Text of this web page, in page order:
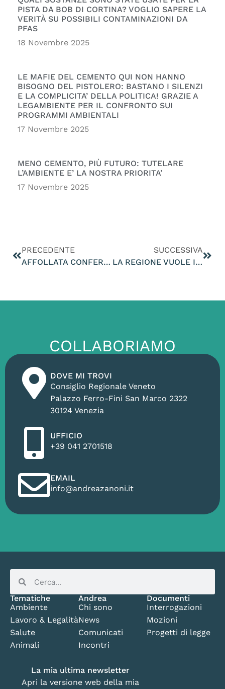
PISTA DA BOB DI CORTINA? VOGLIO SAPERE LA
VERITÀ SU POSSIBILI CONTAMINAZIONI DA
PFAS
18 Novembre 2025
LE MAFIE DEL CEMENTO QUI NON HANNO
BISOGNO DEL PISTOLERO: BASTANO I SILENZI
E LA COMPLICITA’ DELLA POLITICA! GRAZIE A
LEGAMBIENTE PER IL CONFRONTO SUI
PROGRAMMI AMBIENTALI
17 Novembre 2025
MENO CEMENTO, PIÙ FUTURO: TUTELARE
L’AMBIENTE E’ LA NOSTRA PRIORITA’
17 Novembre 2025
PRECEDENTE
AFFOLLATA CONFERENZA AD ASOLO SULLA DISASTROSA SITUAZIONE ECONOMICO FINANZIARIA DELLA SUPERSTRADA PEDEMONTANA VENETA
SUCCESSIVA
LA REGIONE VUOLE INVESTIRE MONTAGNE DI SOLDI PUBBLICI PER LA PISTA DA BOB MA POCHE BRICIOLE AGLI ASILI PARITARI E CASE DI RIPOSO
COLLABORIAMO
DOVE MI TROVI
Consiglio Regionale Veneto
Palazzo Ferro-Fini San Marco 2322
30124 Venezia
UFFICIO
+39 041 2701518
EMAIL
info@andreazanoni.it
Tematiche
Ambiente
Lavoro & Legalità
Salute
Animali
Andrea
Chi sono
News
Comunicati
Incontri
Documenti
Interrogazioni
Mozioni
Progetti di legge
La mia ultima newsletter
Apri la versione web della mia